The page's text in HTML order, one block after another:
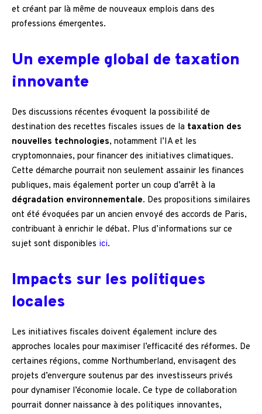
et créant par là même de nouveaux emplois dans des
professions émergentes.
Un exemple global de taxation
innovante
Des discussions récentes évoquent la possibilité de
destination des recettes fiscales issues de la taxation des
nouvelles technologies, notamment l’IA et les
cryptomonnaies, pour financer des initiatives climatiques.
Cette démarche pourrait non seulement assainir les finances
publiques, mais également porter un coup d’arrêt à la
dégradation environnementale. Des propositions similaires
ont été évoquées par un ancien envoyé des accords de Paris,
contribuant à enrichir le débat. Plus d’informations sur ce
sujet sont disponibles ici.
Impacts sur les politiques
locales
Les initiatives fiscales doivent également inclure des
approches locales pour maximiser l’efficacité des réformes. De
certaines régions, comme Northumberland, envisagent des
projets d’envergure soutenus par des investisseurs privés
pour dynamiser l’économie locale. Ce type de collaboration
pourrait donner naissance à des politiques innovantes,